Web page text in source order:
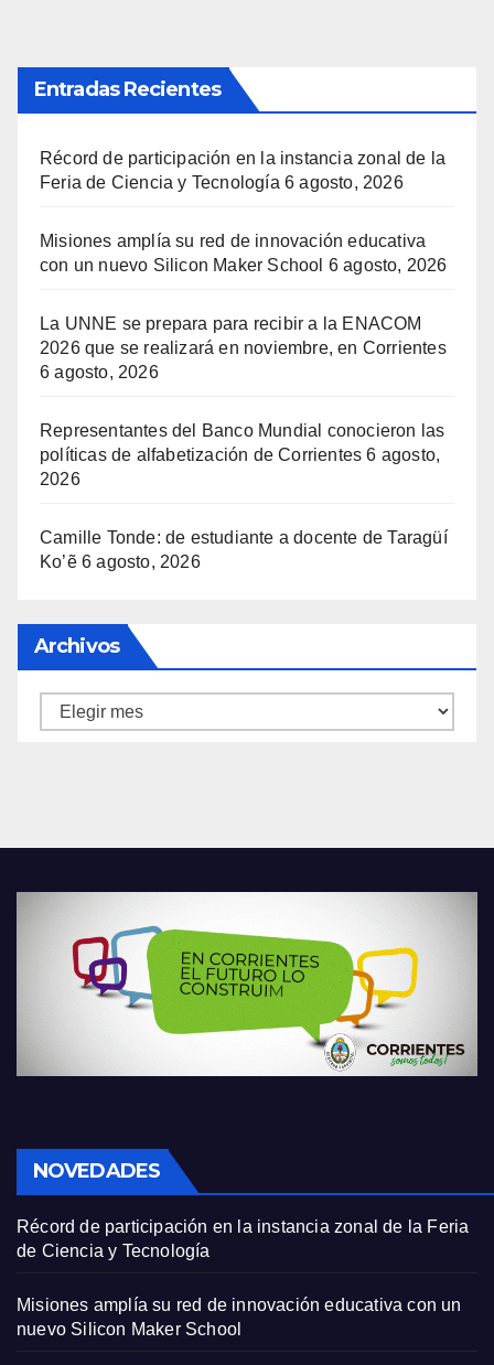
Entradas Recientes
Récord de participación en la instancia zonal de la
Feria de Ciencia y Tecnología 6 agosto, 2026
Misiones amplía su red de innovación educativa
con un nuevo Silicon Maker School 6 agosto, 2026
La UNNE se prepara para recibir a la ENACOM
2026 que se realizará en noviembre, en Corrientes
6 agosto, 2026
Representantes del Banco Mundial conocieron las
políticas de alfabetización de Corrientes 6 agosto,
2026
Camille Tonde: de estudiante a docente de Taragüí
Ko’ẽ 6 agosto, 2026
Archivos
Archivos
NOVEDADES
Récord de participación en la instancia zonal de la Feria
de Ciencia y Tecnología
Misiones amplía su red de innovación educativa con un
nuevo Silicon Maker School